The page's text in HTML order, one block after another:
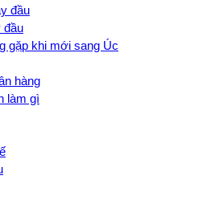
đầu
đầu
gặp khi mới sang Úc
hàng
làm gì